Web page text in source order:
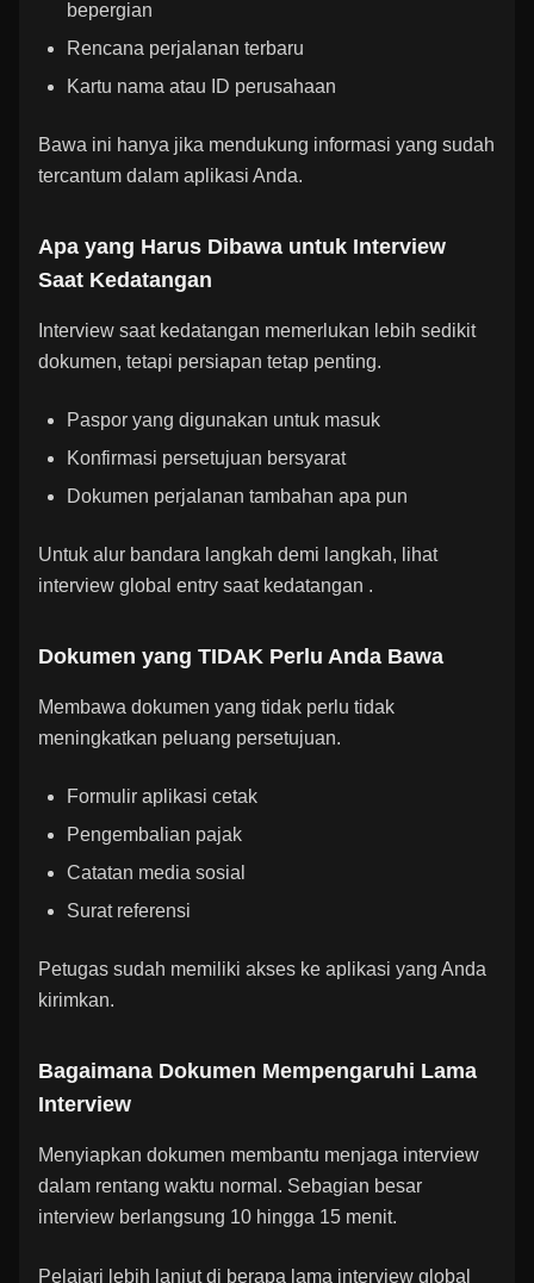
bepergian
Rencana perjalanan terbaru
Kartu nama atau ID perusahaan
Bawa ini hanya jika mendukung informasi yang sudah
tercantum dalam aplikasi Anda.
Apa yang Harus Dibawa untuk Interview
Saat Kedatangan
Interview saat kedatangan memerlukan lebih sedikit
dokumen, tetapi persiapan tetap penting.
Paspor yang digunakan untuk masuk
Konfirmasi persetujuan bersyarat
Dokumen perjalanan tambahan apa pun
Untuk alur bandara langkah demi langkah, lihat
interview global entry saat kedatangan .
Dokumen yang TIDAK Perlu Anda Bawa
Membawa dokumen yang tidak perlu tidak
meningkatkan peluang persetujuan.
Formulir aplikasi cetak
Pengembalian pajak
Catatan media sosial
Surat referensi
Petugas sudah memiliki akses ke aplikasi yang Anda
kirimkan.
Bagaimana Dokumen Mempengaruhi Lama
Interview
Menyiapkan dokumen membantu menjaga interview
dalam rentang waktu normal. Sebagian besar
interview berlangsung 10 hingga 15 menit.
Pelajari lebih lanjut di berapa lama interview global